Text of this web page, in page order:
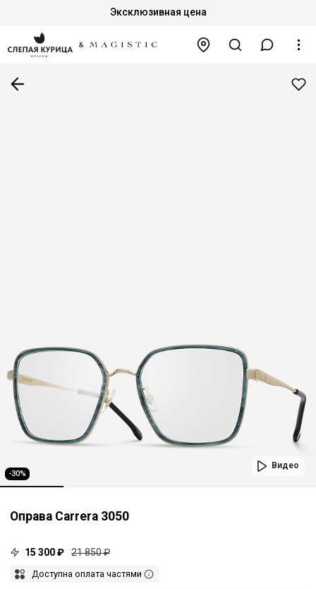
Эксклюзивная цена
-30%
Видео
Оправа Carrera 3050
15 300 ₽ 21 850 ₽
Доступна оплата частями